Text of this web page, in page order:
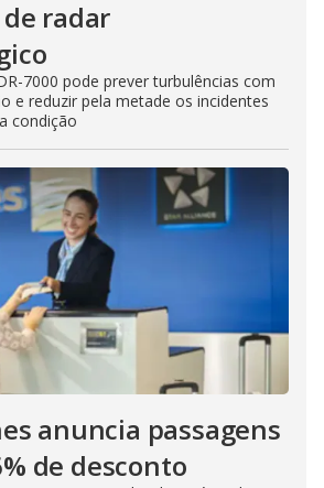
radar
7000 pode prever turbulências com
e reduzir pela metade os incidentes
condição
anuncia passagens
de desconto